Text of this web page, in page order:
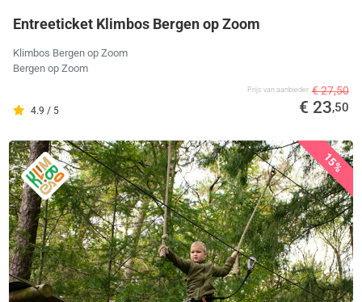
Entreeticket Klimbos Bergen op Zoom
Klimbos Bergen op Zoom
Bergen op Zoom
4.9 / 5
Prijs van aanbieder € 27,50
€ 23,50
15%